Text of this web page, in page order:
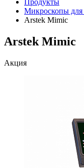
Продукты
Микроскопы для
Arstek Mimic
Arstek Mimic
Акция